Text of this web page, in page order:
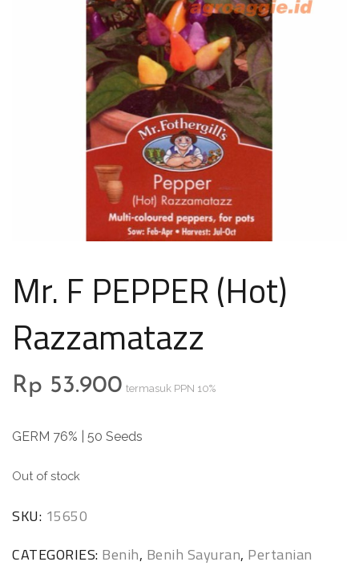
Mr. F PEPPER (Hot)
Razzamatazz
Rp 53.900 termasuk PPN 10%
GERM 76% | 50 Seeds
Out of stock
SKU: 15650
CATEGORIES: Benih, Benih Sayuran, Pertanian